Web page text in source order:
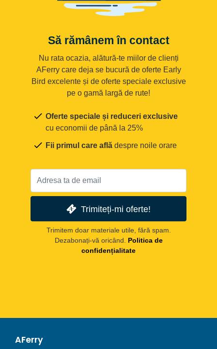
Să rămânem în contact
Nu rata ocazia, alătură-te miilor de clienți
AFerry care deja se bucură de oferte Early
Bird excelente și de oferte speciale exclusive
pe o gamă largă de rute!
Oferte speciale și reduceri exclusive
cu economii de până la 25%
Fii primul care află despre noile orare
Trimiteți-mi oferte!
Trimitem doar materiale utile, fără spam.
Dezabonați-vă oricând.
Politica de
confidențialitate
AFerry